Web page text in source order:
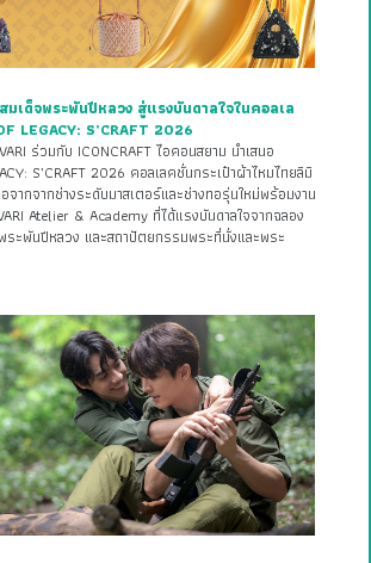
มเด็จพระพันปีหลวง สู่แรงบันดาลใจในคอลเล
LEGACY: S’CRAFT 2026
ร่วมกับ ICONCRAFT ไอคอนสยาม นำเสนอ
S’CRAFT 2026 คอลเลคชั่นกระเป๋าผ้าไหมไทยลิมิ
ากจากช่างระดับมาสเตอร์และช่างทอรุ่นใหม่พร้อมงาน
Atelier & Academy ที่ได้แรงบันดาลใจจากฉลอง
ระพันปีหลวง และสถาปัตยกรรมพระที่นั่งและพระ